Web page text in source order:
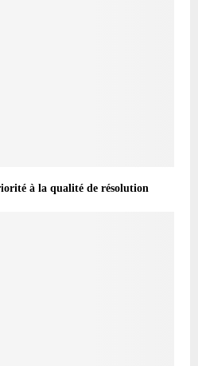
à la qualité de résolution